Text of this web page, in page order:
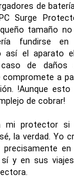
de
Surge
tamaño
fundirse en
así el aparato
de daños
compromete a
!Aunque
de cobrar!
mi protector
la verdad. Yo
precisamente
y en sus